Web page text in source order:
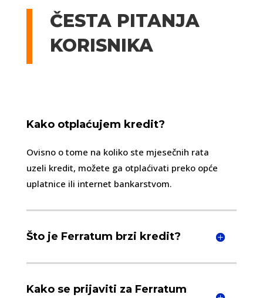
ČESTA PITANJA
KORISNIKA
Kako otplaćujem kredit?
Ovisno o tome na koliko ste mjesečnih rata
uzeli kredit, možete ga otplaćivati preko opće
uplatnice ili internet bankarstvom.
Što je Ferratum brzi kredit?
Kako se prijaviti za Ferratum